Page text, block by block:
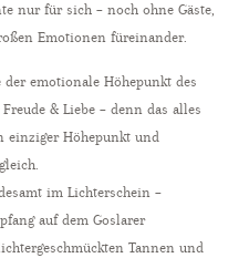
nur für sich – noch ohne Gäste,
Emotionen füreinander.
emotionale Höhepunkt des
& Liebe – denn das alles
einziger Höhepunkt und
im Lichterschein –
auf dem Goslarer
Tannen und